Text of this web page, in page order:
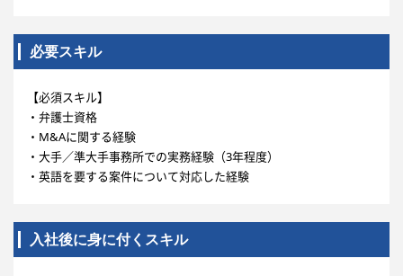
必要スキル
【必須スキル】
・弁護士資格
・M&Aに関する経験
・大手／準大手事務所での実務経験（3年程度）
・英語を要する案件について対応した経験
入社後に身に付くスキル